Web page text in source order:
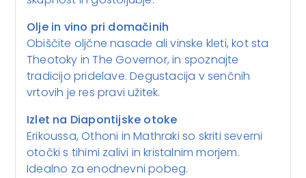
Olje in vino pri domačinih
Obiščite oljčne nasade ali vinske kleti, kot sta
Theotoky in The Governor, in spoznajte
tradicijo pridelave. Degustacija v senčnih
vrtovih je res pravi užitek.
Izlet na Diapontijske otoke
Erikoussa, Othoni in Mathraki so skriti severni
otočki s tihimi zalivi in kristalnim morjem.
Idealno za enodnevni pobeg.